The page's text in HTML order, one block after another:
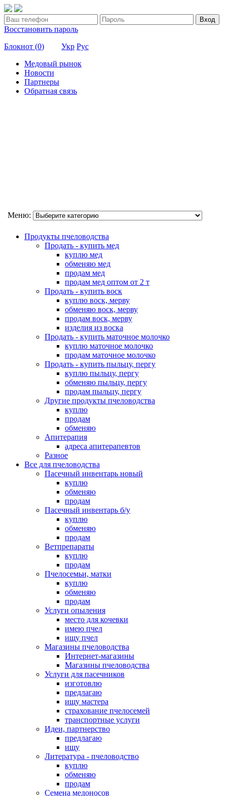
Вход
Восстановить пароль
Блокнот (0) Укр Рус
Медовый рынок
Новости
Партнеры
Обратная связь
Меню:
Продукты пчеловодства
Продать - купить мед
куплю мед
обменяю мед
продам мед
продам мед оптом от 2 т
Продать - купить воск
куплю воск, мерву
обменяю воск, мерву
продам воск, мерву
изделия из воска
Продать - купить маточное молочко
куплю маточное молочко
продам маточное молочко
Продать - купить пыльцу, пергу
куплю пыльцу, пергу
обменяю пыльцу, пергу
продам пыльцу, пергу
Другие продукты пчеловодства
куплю
продам
обменяю
Апитерапия
адреса апитерапевтов
Разное
Все для пчеловодства
Пасечный инвентарь новый
куплю
обменяю
продам
Пасечный инвентарь б/у
куплю
обменяю
продам
Ветпрепараты
куплю
продам
Пчелосемьи, матки
куплю
обменяю
продам
Услуги опыления
место для кочевки
имею пчел
ищу пчел
Магазины пчеловодства
Интернет-магазины
Магазины пчеловодства
Услуги для пасечников
изготовлю
предлагаю
ищу мастера
страхование пчелосемей
транспортные услуги
Идеи, партнерство
предлагаю
ищу
Литература - пчеловодство
куплю
обменяю
продам
Семена медоносов